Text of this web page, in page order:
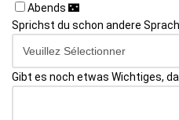
Abends 🌃
Sprichst du schon andere
Gibt es noch etwas Wichtiges,